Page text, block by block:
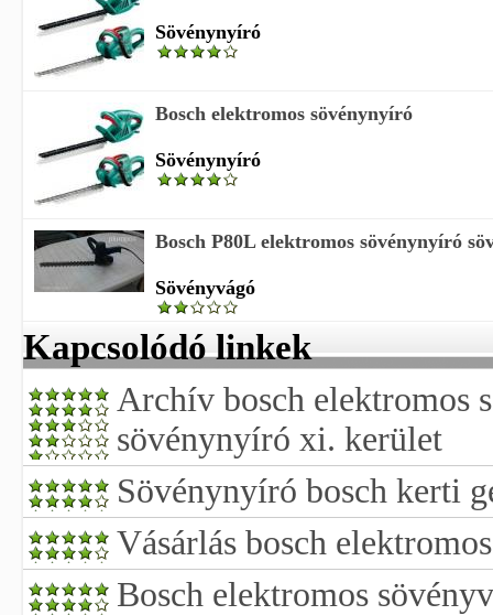
Sövénynyíró
Bosch elektromos sövénynyíró
Sövénynyíró
Bosch P80L elektromos sövénynyíró
Sövényvágó
Kapcsolódó linkek
Archív bosch elektromos
sövénynyíró xi. kerület
Sövénynyíró bosch kerti
Vásárlás bosch
Bosch elektromos